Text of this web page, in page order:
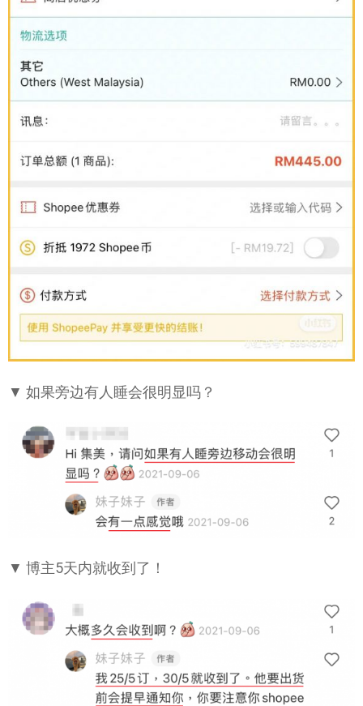
▼ 如果旁边有人睡会很明显吗？
▼ 博主5天内就收到了！